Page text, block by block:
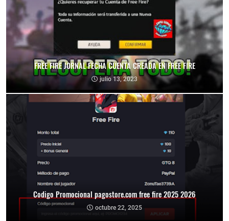
FREE FIRE JORNAL FECHA CUENTA CREADA EN FREE FIRE
julio 13, 2023
Codigo Promocional pagostore.com free fire 2025 2026
octubre 22, 2025